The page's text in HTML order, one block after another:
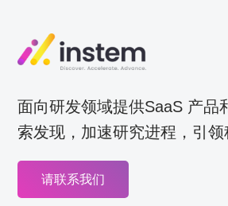
面向研发领域提供SaaS 产品
索发现，加速研究进程，引领
请联系我们